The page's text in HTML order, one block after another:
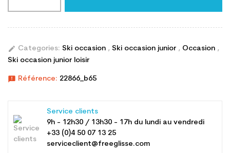
edit Categories: Ski occasion , Ski occasion junior , Occasion ,
Ski occasion junior loisir
announcement Référence: 22866_b65
Service clients
9h - 12h30 / 13h30 - 17h du lundi au vendredi
+33 (0)4 50 07 13 25
serviceclient@freeglisse.com